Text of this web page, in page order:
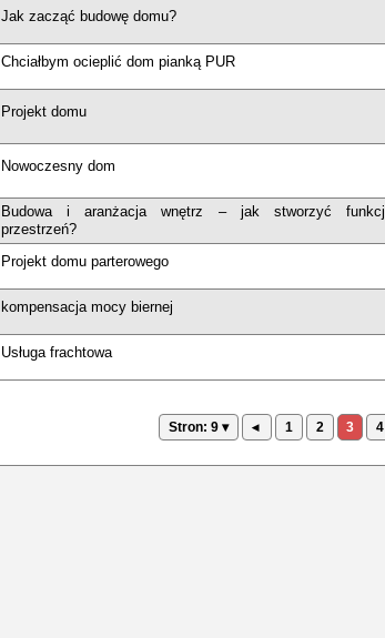
Jak zacząć budowę domu?
Chciałbym ocieplić dom pianką PUR
Projekt domu
Nowoczesny dom
Budowa i aranżacja wnętrz – jak stworzyć
przestrzeń?
Projekt domu parterowego
kompensacja mocy biernej
Usługa frachtowa
Stron: 9 ▾ ◂ 1 2 3 4